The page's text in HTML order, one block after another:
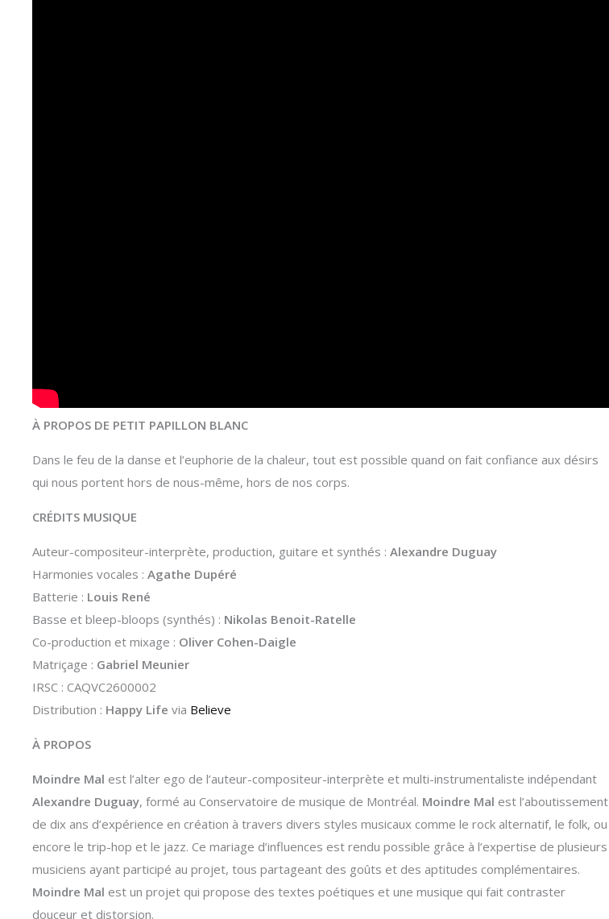
À PROPOS DE PETIT PAPILLON BLANC
Dans le feu de la danse et l’euphorie de la chaleur, tout est possible quand on fait confiance aux désirs
qui nous portent hors de nous-même, hors de nos corps.
CRÉDITS MUSIQUE
Auteur-compositeur-interprète, production, guitare et synthés : Alexandre Duguay
Harmonies vocales : Agathe Dupéré
Batterie : Louis René
Basse et bleep-bloops (synthés) : Nikolas Benoit-Ratelle
Co-production et mixage : Oliver Cohen-Daigle
Matriçage : Gabriel Meunier
IRSC : CAQVC2600002
Distribution : Happy Life via Believe
À PROPOS
Moindre Mal est l’alter ego de l’auteur-compositeur-interprète et multi-instrumentaliste indépendant
Alexandre Duguay, formé au Conservatoire de musique de Montréal. Moindre Mal est l’aboutissement
de dix ans d’expérience en création à travers divers styles musicaux comme le rock alternatif, le folk, ou
encore le trip-hop et le jazz. Ce mariage d’influences est rendu possible grâce à l’expertise de plusieurs
musiciens ayant participé au projet, tous partageant des goûts et des aptitudes complémentaires.
Moindre Mal est un projet qui propose des textes poétiques et une musique qui fait contraster
douceur et distorsion.